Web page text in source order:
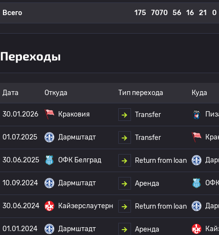
Всего 175 7070 56 16 21 0
Переходы
Дата Откуда Тип перехода Куда
30.01.2026 Краковия Transfer
01.07.2025 Дармштадт Transfer
30.06.2025 ОФК Белград Return from loan
10.09.2024 Дармштадт Аренда
30.06.2024 Кайзерслаутерн Return from loan
01.01.2024 Дармштадт Аренда